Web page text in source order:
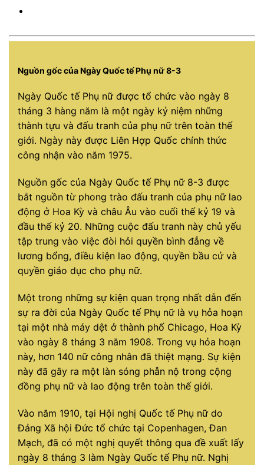
Nguồn gốc của Ngày Quốc tế Phụ nữ 8-3
Ngày Quốc tế Phụ nữ được tổ chức vào ngày 8
tháng 3 hàng năm là một ngày kỷ niệm những
thành tựu và đấu tranh của phụ nữ trên toàn thế
giới. Ngày này được Liên Hợp Quốc chính thức
công nhận vào năm 1975.
Nguồn gốc của Ngày Quốc tế Phụ nữ 8-3 được
bắt nguồn từ phong trào đấu tranh của phụ nữ lao
động ở Hoa Kỳ và châu Âu vào cuối thế kỷ 19 và
đầu thế kỷ 20. Những cuộc đấu tranh này chủ yếu
tập trung vào việc đòi hỏi quyền bình đẳng về
lương bổng, điều kiện lao động, quyền bầu cử và
quyền giáo dục cho phụ nữ.
Một trong những sự kiện quan trọng nhất dẫn đến
sự ra đời của Ngày Quốc tế Phụ nữ là vụ hỏa hoạn
tại một nhà máy dệt ở thành phố Chicago, Hoa Kỳ
vào ngày 8 tháng 3 năm 1908. Trong vụ hỏa hoạn
này, hơn 140 nữ công nhân đã thiệt mạng. Sự kiện
này đã gây ra một làn sóng phẫn nộ trong cộng
đồng phụ nữ và lao động trên toàn thế giới.
Vào năm 1910, tại Hội nghị Quốc tế Phụ nữ do
Đảng Xã hội Đức tổ chức tại Copenhagen, Đan
Mạch, đã có một nghị quyết thông qua đề xuất lấy
ngày 8 tháng 3 làm Ngày Quốc tế Phụ nữ. Nghị